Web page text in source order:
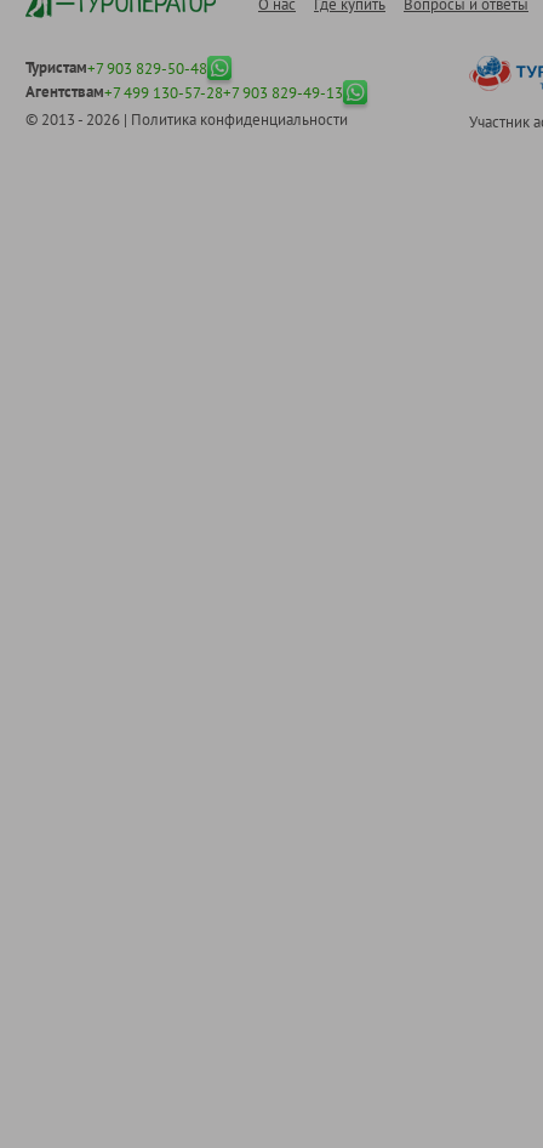
О нас Где купить Вопросы и ответы
Туристам+7 903 829-50-48
Агентствам+7 499 130-57-28+7 903 829-49-13
© 2013 - 2026 | Политика конфиденциальности Участник